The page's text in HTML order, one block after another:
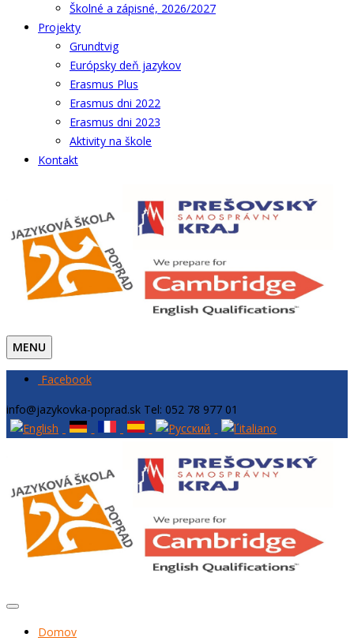
Školné a zápisné, 2026/2027
Projekty
Grundtvig
Európsky deň jazykov
Erasmus Plus
Erasmus dni 2022
Erasmus dni 2023
Aktivity na škole
Kontakt
MENU
Facebook
info@jazykovka-poprad.sk Tel: 052 78 977 01
Domov